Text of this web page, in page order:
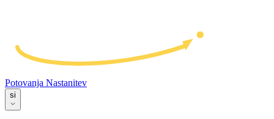
Potovanja Nastanitev
si